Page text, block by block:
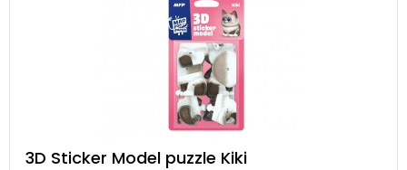
3D Sticker Model puzzle Kiki